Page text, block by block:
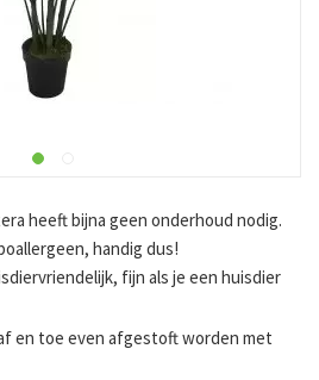
heeft bijna geen onderhoud nodig.
handig dus!
fijn als je een huisdier
en toe even afgestoft worden met